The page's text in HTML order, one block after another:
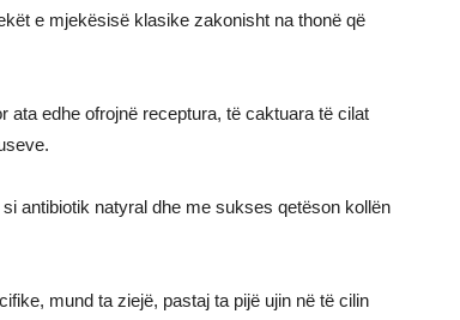
e mjekësisë klasike zakonisht na thonë që
ata edhe ofrojnë receptura, të caktuara të cilat
antibiotik natyral dhe me sukses qetëson kollën
mund ta ziejë, pastaj ta pijë ujin në të cilin